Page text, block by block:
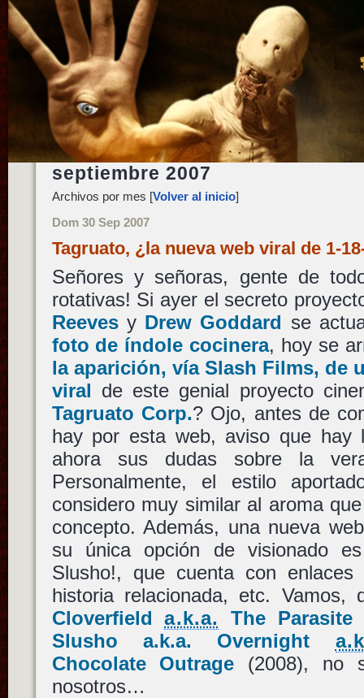
septiembre 2007
Archivos por mes [Volver al inicio]
Dom 30 Sep 2007
Tagruato, ¿la nueva web viral de 1-
Señores y señoras, gente de
rotativas! Si ayer el secreto
Reevesy Drew Goddard se
foto de índole cocinera, hoy se
la aparición, vía Slash Films, de
viral de este genial proyecto
Tagruato Corp.? Ojo, antes de
hay por esta web, aviso que hay
ahora sus dudas sobre la
Personalmente, el estilo
considero muy similar al aroma
concepto. Además, una nueva
su única opción de visionado
Slusho!, que cuenta con
historia relacionada, etc.
Cloverfielda.k.a.
The Parasite
Slusho a.k.a. Overnight
Chocolate Outrage (2008), no
nosotros…